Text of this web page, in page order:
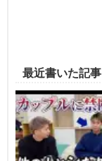
最近書いた記事